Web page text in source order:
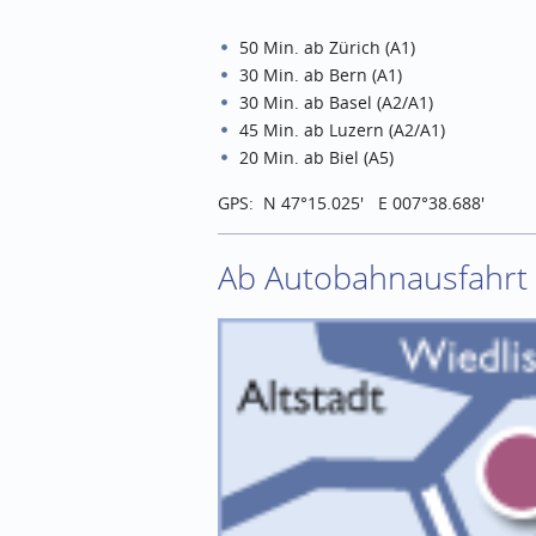
50 Min. ab Zürich (A1)
30 Min. ab Bern (A1)
30 Min. ab Basel (A2/A1)
45 Min. ab Luzern (A2/A1)
20 Min. ab Biel (A5)
GPS: N 47°15.025' E 007°38.688'
Ab Autobahnausfahrt